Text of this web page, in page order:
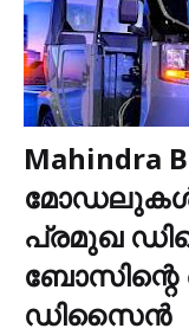
Mahindra
പ്രമുഖ
ബോസിന്റെ
ഡിസൈൻ